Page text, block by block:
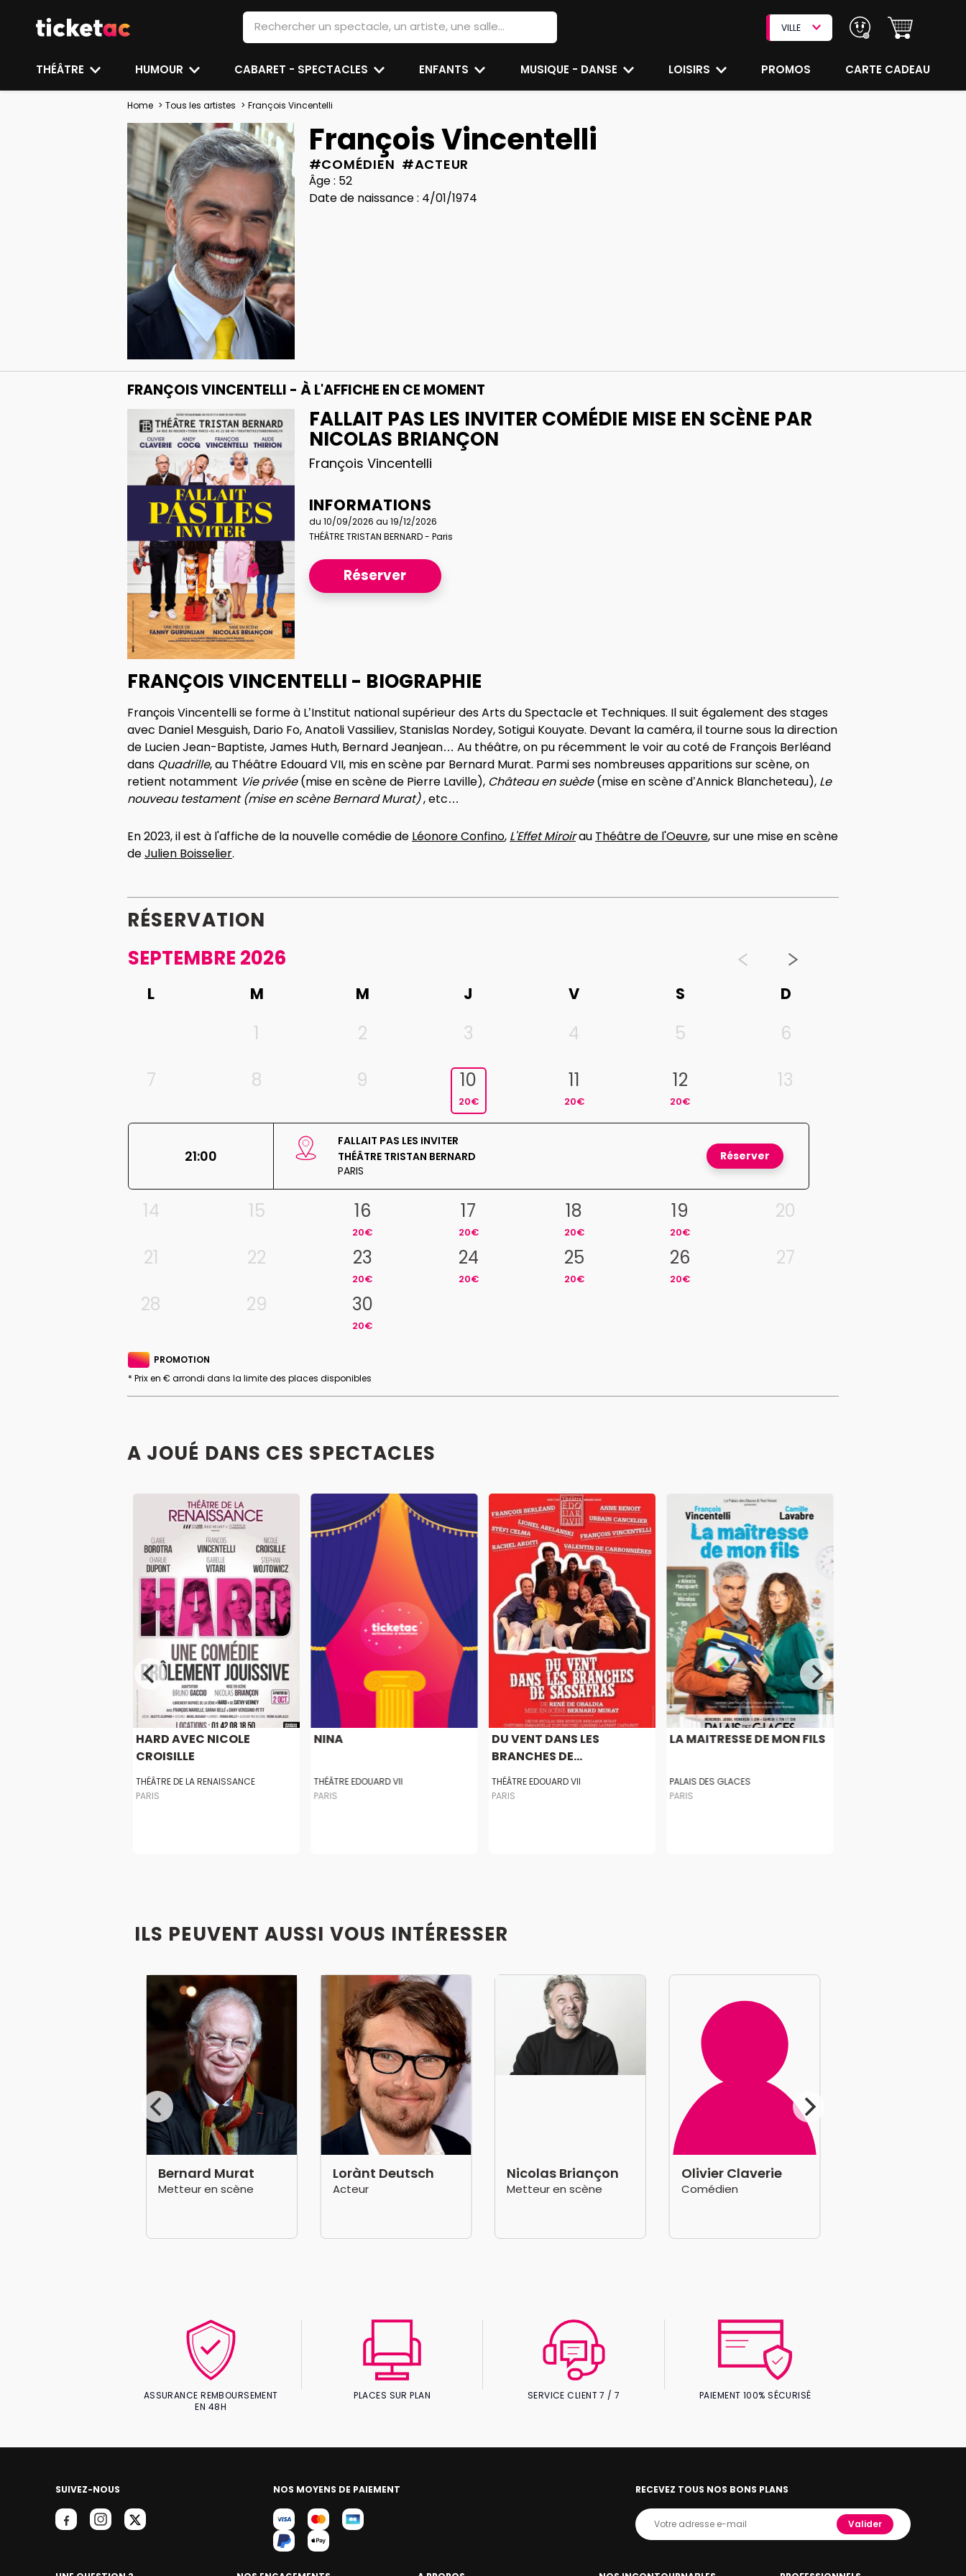
VILLE
THÉÂTRE HUMOUR CABARET - SPECTACLES ENFANTS MUSIQUE - DANSE LOISIRS PROMOS CARTE CADEAU
Home Tous les artistes François Vincentelli
François Vincentelli
#COMÉDIEN #ACTEUR
Âge : 52
Date de naissance : 4/01/1974
FRANÇOIS VINCENTELLI - À L'AFFICHE EN CE MOMENT
FALLAIT PAS LES INVITER COMÉDIE MISE EN SCÈNE PAR
NICOLAS BRIANÇON
François Vincentelli
INFORMATIONS
du 10/09/2026 au 19/12/2026
THÉÂTRE TRISTAN BERNARD - Paris
Réserver
FRANÇOIS VINCENTELLI - BIOGRAPHIE
François Vincentelli se forme à L’Institut national supérieur des Arts du Spectacle et Techniques. Il suit également des stages
avec Daniel Mesguish, Dario Fo, Anatoli Vassiliev, Stanislas Nordey, Sotigui Kouyate. Devant la caméra, il tourne sous la direction
de Lucien Jean-Baptiste, James Huth, Bernard Jeanjean… Au théâtre, on pu récemment le voir au coté de François Berléand
dans Quadrille, au Théâtre Edouard VII, mis en scène par Bernard Murat. Parmi ses nombreuses apparitions sur scène, on
retient notamment Vie privée(mise en scène de Pierre Laville), Château en suède(mise en scène d’Annick Blancheteau), Le
nouveau testament (mise en scène Bernard Murat), etc…
En 2023, il est à l'affiche de la nouvelle comédie de Léonore Confino, L'Effet Miroirau Théâtre de l'Oeuvre, sur une mise en scène
deJulien Boisselier.
RÉSERVATION
SEPTEMBRE 2026
L M M J V S D
1 2 3 4 5
6
7
8 9 10
20€
11
20€
12
20€
13
21:00
FALLAIT PAS LES INVITER
THÉÂTRE TRISTAN BERNARD
PARIS
Réserver
14 15 16
20€
17
20€
18
20€
19
20€
20
21
22 23
20€
24
20€
25
20€
26
20€
27
28
29 30
20€
PROMOTION
* Prix en € arrondi dans la limite des places disponibles
A JOUÉ DANS CES SPECTACLES
HARD AVEC NICOLE
CROISILLE
THÉÂTRE DE LA RENAISSANCE
PARIS
NINA
THÉÂTRE EDOUARD VII
PARIS
DU VENT DANS LES
BRANCHES DE...
THÉÂTRE EDOUARD VII
PARIS
LA MAITRESSE DE MON FILS
PALAIS DES GLACES
PARIS
ILS PEUVENT AUSSI VOUS INTÉRESSER
Bernard Murat
Metteur en scène
Lorànt Deutsch
Acteur
Nicolas Briançon
Metteur en scène
Olivier Claverie
Comédien
ASSURANCE REMBOURSEMENT
EN 48H
PLACES SUR PLAN SERVICE CLIENT 7 / 7 PAIEMENT 100% SÉCURISÉ
SUIVEZ-NOUS NOS MOYENS DE PAIEMENT RECEVEZ TOUS NOS BONS PLANS
Valider